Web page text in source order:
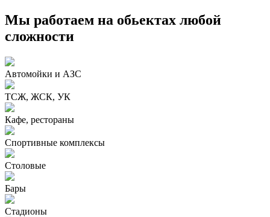
Мы работаем на обьектах любой
сложности
Автомойки и АЗС
ТСЖ, ЖСК, УК
Кафе, рестораны
Спортивные комплексы
Столовые
Бары
Стадионы